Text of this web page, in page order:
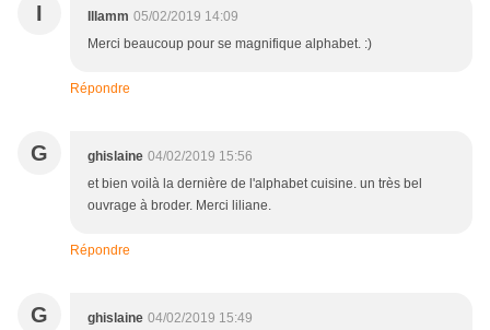
I Illamm 05/02/2019 14:09
Merci beaucoup pour se magnifique alphabet. :)
Répondre
G ghislaine 04/02/2019 15:56
et bien voilà la dernière de l'alphabet cuisine. un très bel
ouvrage à broder. Merci liliane.
Répondre
G ghislaine 04/02/2019 15:49